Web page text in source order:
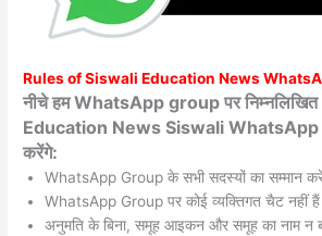
Rules ofSiswaliEducation News
नीचे हम WhatsApp group पर
Education News Siswali WhatsApp
करेंगे:
WhatsApp Group के सभी सदस्यों का सम्मान
WhatsApp Group पर कोई व्यक्तिगत चैट नहीं
अनुमति के बिना, समूह आइकन और समूह का नाम न